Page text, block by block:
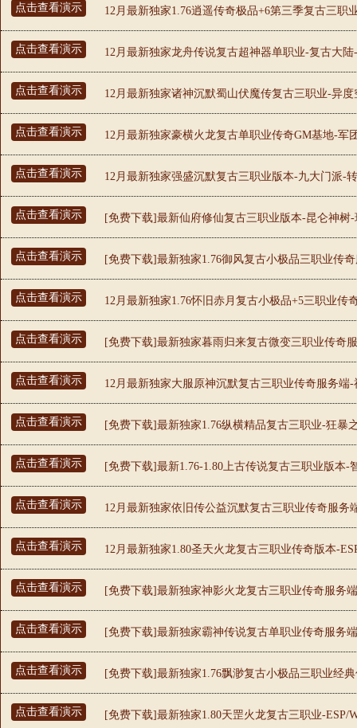
点击查看演示 12月最新独家1.76逍遥传奇极品+6第三季复古三
点击查看演示 12月最新独家龙舟传说复古超神器单职业-复古大
点击查看演示 12月最新独家诸神沉默蜀山伏魔传复古三职业-异
点击查看演示 12月最新独家豪横火龙复古单职业传奇GM基地-
点击查看演示 12月最新独家强盛沉默复古三职业版本-九大门派-
点击查看演示 [免费下载]最新仙府修仙复古三职业版本-昆仑神
点击查看演示 [免费下载]最新独家1.76御风复古小极品三职业传
点击查看演示 12月最新独家1.76怀旧赤月复古小极品+5三职业
点击查看演示 [免费下载]最新独家暮雨归来复古微变三职业传奇
点击查看演示 12月最新独家大服原神沉默复古三职业传奇服务
点击查看演示 [免费下载]最新独家1.76纵横精品复古三职业-狂暴
点击查看演示 [免费下载]最新1.76-1.80上古传说复古三职业版本
点击查看演示 12月最新独家依旧传公益沉默复古三职业传奇服务
点击查看演示 12月最新独家1.80圣天火龙复古三职业传奇版本-
点击查看演示 [免费下载]最新独家神影火龙复古三职业传奇服务
点击查看演示 [免费下载]最新独家霸神传说复古单职业传奇服务
点击查看演示 [免费下载]最新独家1.76飘渺复古小极品三职业经
点击查看演示 [免费下载]最新独家1.80天罡火龙复古三职业-